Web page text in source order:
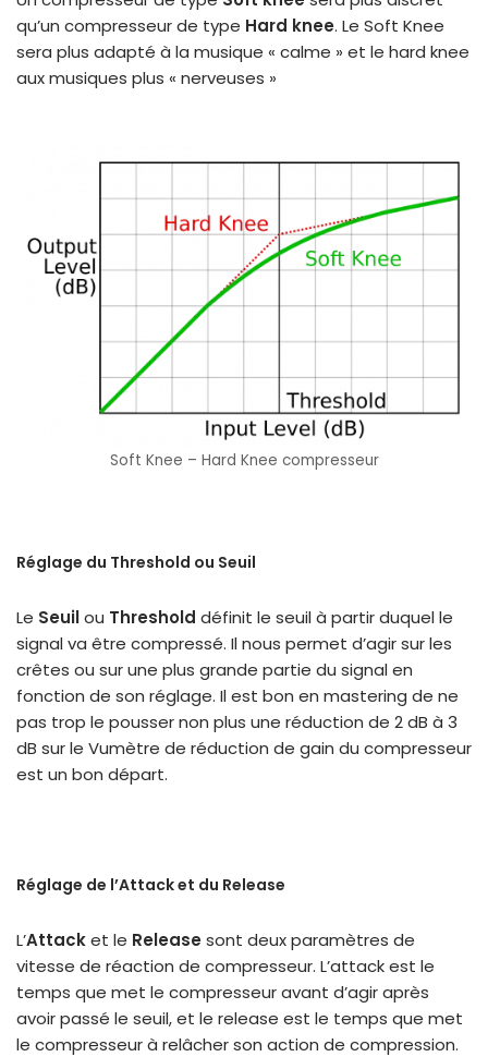
qu’un compresseur de type Hard knee. Le Soft Knee
sera plus adapté à la musique « calme » et le hard knee
aux musiques plus « nerveuses »
Soft Knee – Hard Knee compresseur
Réglage du Threshold ou Seuil
Le Seuilou Threshold définit le seuil à partir duquel le
signal va être compressé. Il nous permet d’agir sur les
crêtes ou sur une plus grande partie du signal en
fonction de son réglage. Il est bon en mastering de ne
pas trop le pousser non plus une réduction de 2 dB à 3
dB sur le Vumètre de réduction de gain du compresseur
est un bon départ.
Réglage de l’Attack et du Release
L’Attacket le Releasesont deux paramètres de
vitesse de réaction de compresseur. L’attack est le
temps que met le compresseur avant d’agir après
avoir passé le seuil, et le release est le temps que met
le compresseur à relâcher son action de compression.